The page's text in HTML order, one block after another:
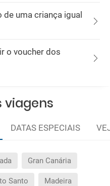
uma criança igual
o voucher dos
viagens
DATAS ESPECIAIS
Gran Canária
Santo Madeira